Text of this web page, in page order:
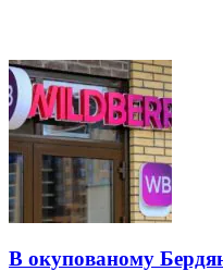
В окупованому